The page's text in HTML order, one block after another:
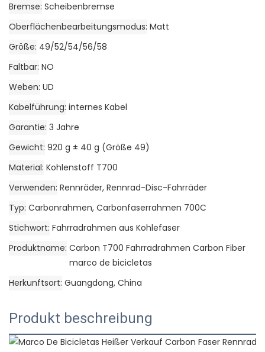
Bremse Scheibenbremse
Oberflächenbearbeitungsmodus Matt
Größe 49/52/54/56/58
Faltbar NO
Weben UD
Kabelführung internes Kabel
Garantie 3 Jahre
Gewicht 920 g ± 40 g (Größe 49)
Material Kohlenstoff T700
Verwenden Rennräder, Rennrad-Disc-Fahrräder
Typ Carbonrahmen, Carbonfaserrahmen 700C
Stichwort Fahrradrahmen aus Kohlefaser
Produktname Carbon T700 Fahrradrahmen Carbon Fiber
marco de bicicletas
Herkunftsort Guangdong, China
Produkt beschreibung